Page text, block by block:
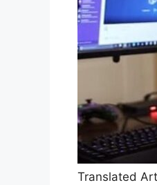
Translated